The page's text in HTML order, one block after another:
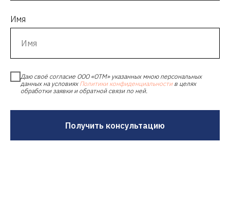
Имя
Даю своё согласие ООО «ОТМ» указанных мною персональных
данных на условиях Политики конфиденциальностив целях
обработки заявки и обратной связи по ней.
Получить консультацию